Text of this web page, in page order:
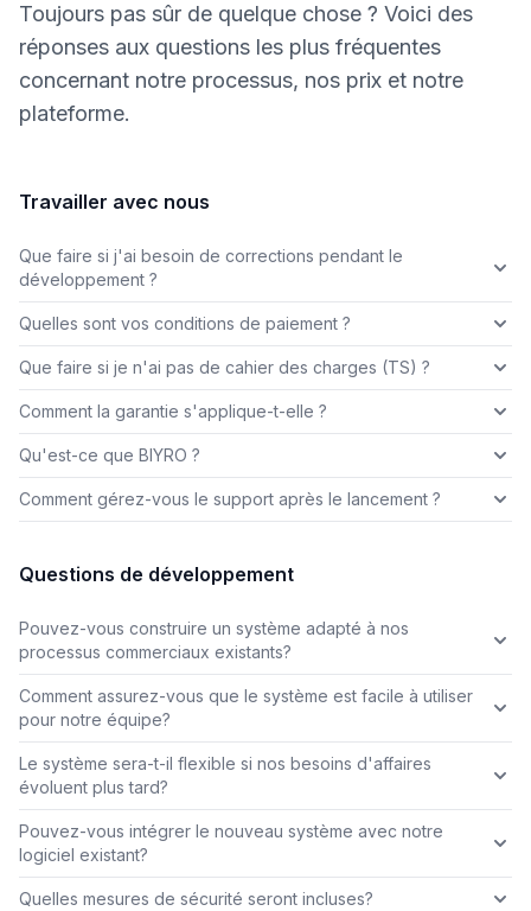
Toujours pas sûr de quelque chose ? Voici des
réponses aux questions les plus fréquentes
concernant notre processus, nos prix et notre
plateforme.
Travailler avec nous
Que faire si j'ai besoin de corrections pendant le
développement ?
Quelles sont vos conditions de paiement ?
Que faire si je n'ai pas de cahier des charges (TS) ?
Comment la garantie s'applique-t-elle ?
Qu'est-ce que BIYRO ?
Comment gérez-vous le support après le lancement ?
Questions de développement
Pouvez-vous construire un système adapté à nos
processus commerciaux existants?
Comment assurez-vous que le système est facile à utiliser
pour notre équipe?
Le système sera-t-il flexible si nos besoins d'affaires
évoluent plus tard?
Pouvez-vous intégrer le nouveau système avec notre
logiciel existant?
Quelles mesures de sécurité seront incluses?